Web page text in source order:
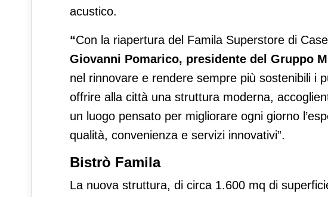
acustico.
“Con la riapertura del Famila Superstore di
Giovanni Pomarico, presidente del Gruppo
nel rinnovare e rendere sempre più sostenibili i
offrire alla città una struttura moderna,
un luogo pensato per migliorare ogni giorno
qualità, convenienza e servizi innovativi”.
Bistrò Famila
La nuova struttura, di circa 1.600 mq di